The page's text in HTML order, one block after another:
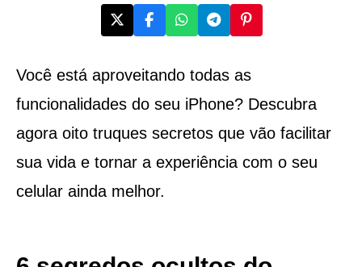
Você está aproveitando todas as
funcionalidades do seu iPhone? Descubra
agora oito truques secretos que vão facilitar
sua vida e tornar a experiência com o seu
celular ainda melhor.